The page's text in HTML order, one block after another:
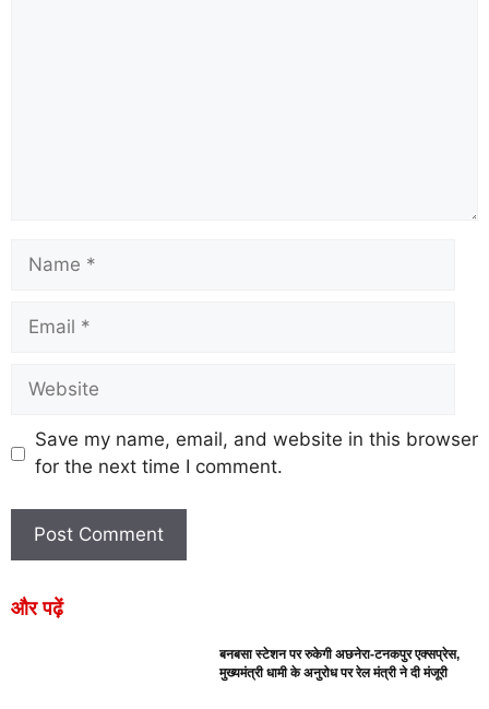
Save my name, email, and website in this browser
for the next time I comment.
और पढ़ें
बनबसा स्टेशन पर रुकेगी अछनेरा-टनकपुर एक्सप्रेस,
मुख्यमंत्री धामी के अनुरोध पर रेल मंत्री ने दी मंजूरी